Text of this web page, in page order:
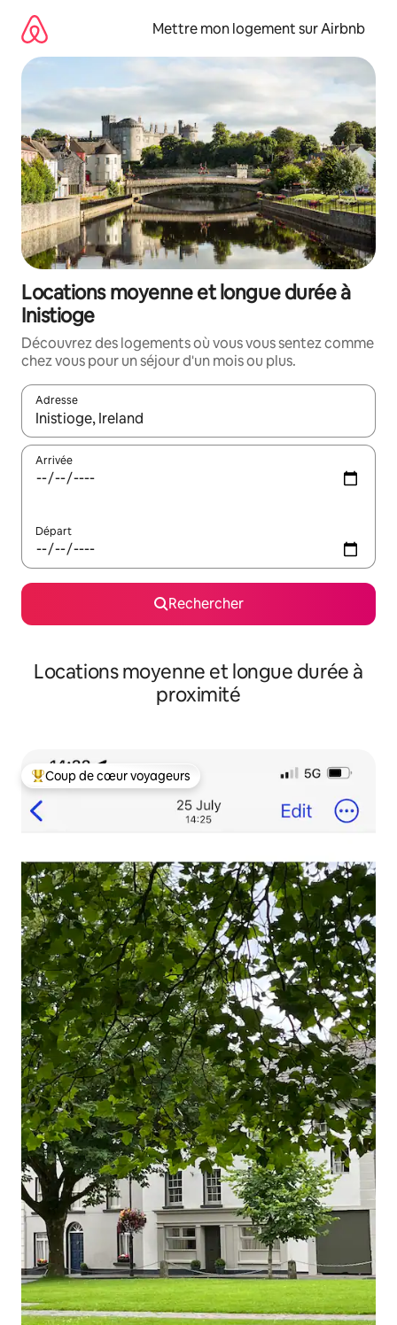
directement
contenu
Mettre mon logement sur Airbnb
Locations moyenne et longue durée à
Inistioge
Découvrez des logements où vous vous sentez comme
chez vous pour un séjour d'un mois ou plus.
Adresse
Lorsque les résultats s'affichent, utilisez les flèches vers le
Arrivée
Départ
Rechercher
Locations moyenne et longue durée à
proximité
Coups de cœur voyageurs les plus appréciés
Coup de cœur voyageurs